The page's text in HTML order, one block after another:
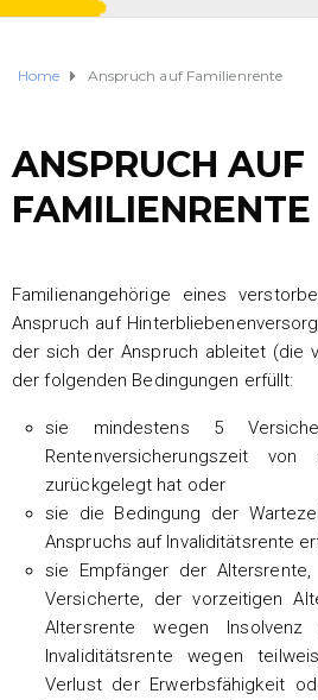
Home Anspruch auf Familienrente
ANSPRUCH AUF
FAMILIENRENTE
Familienangehörige eines
Anspruch auf
der sich der Anspruch ableitet (die
der folgenden Bedingungen erfüllt:
sie mindestens 5
Rentenversicherungszeit
zurückgelegt hat oder
sie die Bedingung der
Anspruchs auf Invaliditätsrente
sie Empfänger der
Versicherte, der vorzeitigen
Altersrente wegen
Invaliditätsrente wegen
Verlust der Erwerbsfähigkeit